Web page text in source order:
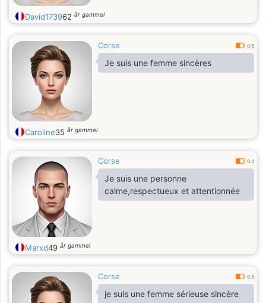
David173962 år gammel
Corse 0.5
Je suis une femme sincères
Caroline35 år gammel
Corse 0.4
Je suis une personne
calme,respectueux et attentionnée
Marxd49 år gammel
Corse 0.5
je suis une femme sérieuse sincère